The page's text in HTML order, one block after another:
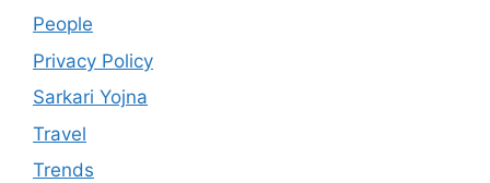
People
Privacy Policy
Sarkari Yojna
Travel
Trends